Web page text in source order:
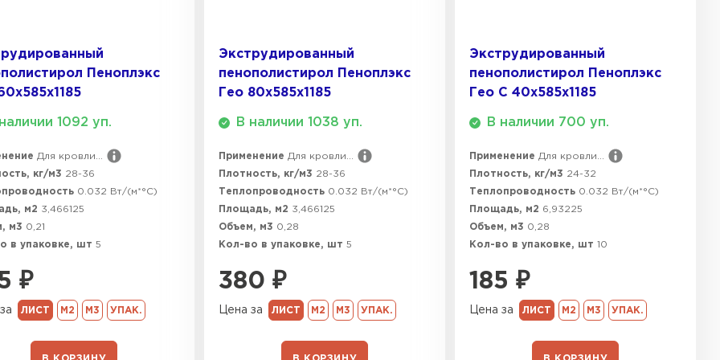
Пеноплэкс
1092 уп.
Для кровли...
кг/м3 28-36
0.032 Вт/(м*°C)
м2 3,466125
м3 0,21
в упаковке, шт 5
₽
ЛИСТ М2 М3 УПАК.
Экструдированный
пенополистирол Пеноплэкс
Гео 80х585х1185
В наличии 1038 уп.
Применение Для кровли...
Плотность, кг/м3 28-36
Теплопроводность 0.032 Вт/(м*°C)
Площадь, м2 3,466125
Объем, м3 0,28
Кол-во в упаковке, шт 5
380 ₽
Цена за ЛИСТ М2 М3 УПАК.
Экструдированный
пенополистирол Пеноплэкс
Гео С 40х585х1185
В наличии 700 уп.
Применение Для кровли...
Плотность, кг/м3 24-32
Теплопроводность 0.032 Вт/(м*°C)
Площадь, м2 6,93225
Объем, м3 0,28
Кол-во в упаковке, шт 10
185 ₽
Цена за ЛИСТ М2 М3 УПАК.
ВСЕ ПРОИЗВОДИТЕЛИ